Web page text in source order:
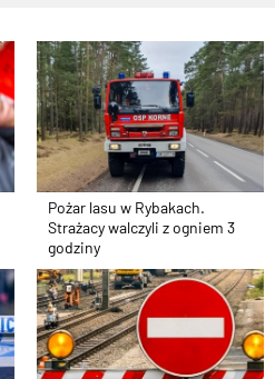
Pożar lasu w Rybakach.
Strażacy walczyli z ogniem 3
godziny